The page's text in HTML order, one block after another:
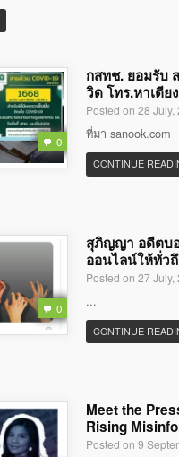
0
กสทช. ยอมรับ
วิด โทร.หาเตีย
Posted on 28 July,
ที่มา sanook.com
CONTINUE
0
สุภิญญา อดีตบอ
ออนไลน์ให้ทั่ว
Posted on 27 July,
...
CONTINUE
Meet the
Rising
Posted on 9